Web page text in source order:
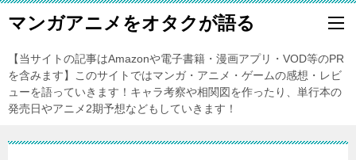
マンガアニメをオタクが語る
【当サイトの記事はAmazonや電子書籍・漫画アプリ・VOD等のPR
を含みます】このサイトではマンガ・アニメ・ゲームの感想・レビ
ューを語っていきます！キャラ考察や相関図を作ったり、単行本の
発売日やアニメ2期予想などもしていきます！